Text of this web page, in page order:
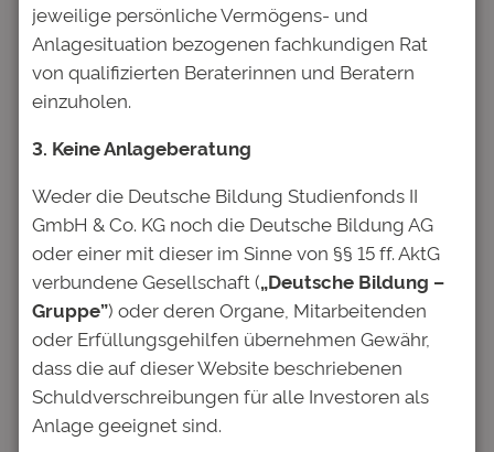
Kommentar*
Name*
E-Mail-Adresse*
Website
Name, E-Mail-Adresse und
jeweilige persönliche Vermögens- und
Anlagesituation bezogenen fachkundigen Rat
von qualifizierten Beraterinnen und Beratern
einzuholen.
3. Keine Anlageberatung
Weder die Deutsche Bildung Studienfonds II
GmbH & Co. KG noch die Deutsche Bildung AG
oder einer mit dieser im Sinne von §§ 15 ff. AktG
verbundene Gesellschaft („Deutsche Bildung –
Gruppe”) oder deren Organe, Mitarbeitenden
oder Erfüllungsgehilfen übernehmen Gewähr,
dass die auf dieser Website beschriebenen
Schuldverschreibungen für alle Investoren als
Anlage geeignet sind.